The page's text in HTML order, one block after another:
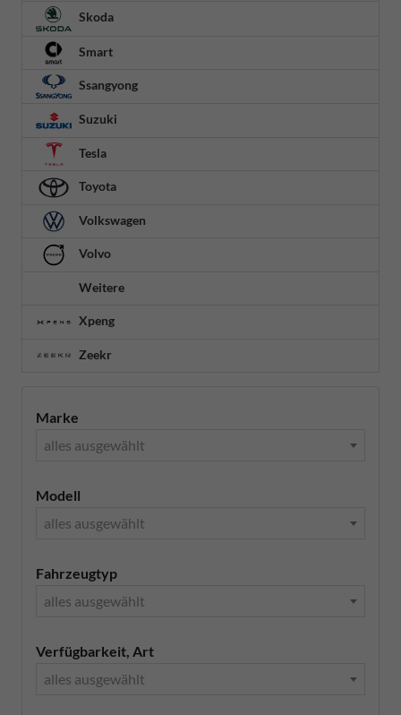
Skoda
Smart
Ssangyong
Suzuki
Tesla
Toyota
Volkswagen
Volvo
Weitere
Xpeng
Zeekr
Marke
alles ausgewählt
Modell
alles ausgewählt
Fahrzeugtyp
alles ausgewählt
Verfügbarkeit, Art
alles ausgewählt